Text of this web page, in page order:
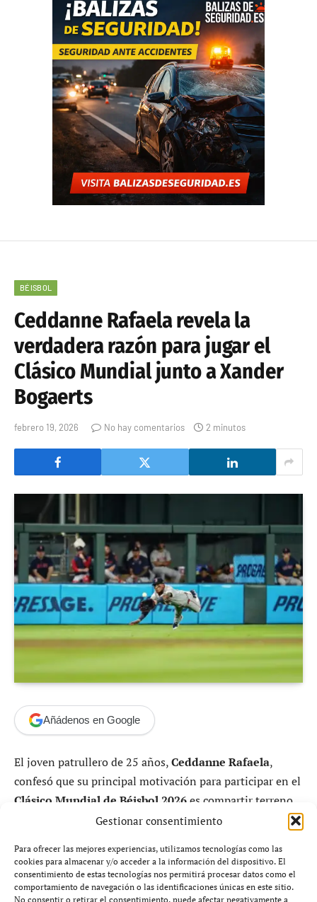
Gestionar consentimiento
Para ofrecer las mejores experiencias, utilizamos tecnologías como las
cookies para almacenar y/o acceder a la información del dispositivo. El
consentimiento de estas tecnologías nos permitirá procesar datos como el
comportamiento de navegación o las identificaciones únicas en este sitio.
No consentir o retirar el consentimiento, puede afectar negativamente a
BÉISBOL
Ceddanne Rafaela revela la
verdadera razón para jugar el
Clásico Mundial junto a Xander
Bogaerts
febrero 19, 2026 No hay comentarios 2 minutos
Añádenos en Google
El joven patrullero de 25 años,Ceddanne Rafaela,
confesó que su principal motivación para participar en el
Clásico Mundial de Béisbol 2026es compartir terreno
con su ídolo y mentorXander Bogaerts, con quien
años en la organización de losMedias Rojas de Boston